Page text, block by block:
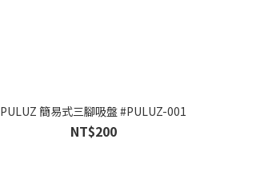
PULUZ 簡易式三腳吸盤 #PULUZ-001
NT$200